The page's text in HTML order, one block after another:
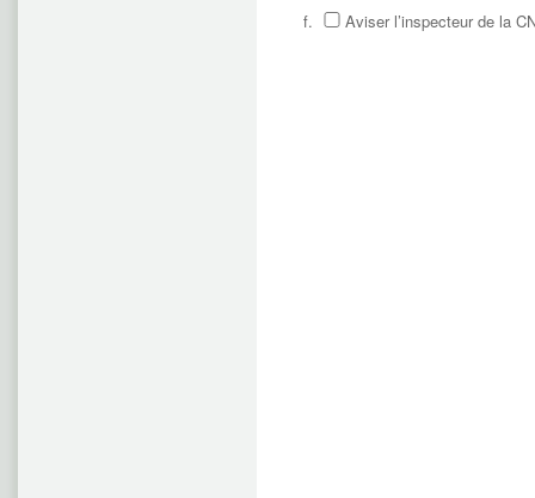
f.
Aviser l’inspecteur de la